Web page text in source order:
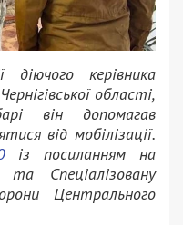
керівника
області,
він допомагав
від мобілізації.
із посиланням на
Спеціалізовану
Центрального